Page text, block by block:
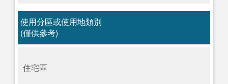
使用分區或使用地類別
(僅供參考)
住宅區